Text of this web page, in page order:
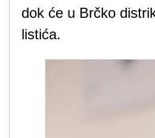
dok će u Brčko
listića.